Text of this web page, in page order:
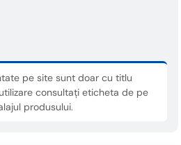
pe site sunt doar cu titlu
consultați eticheta de pe
produsului.